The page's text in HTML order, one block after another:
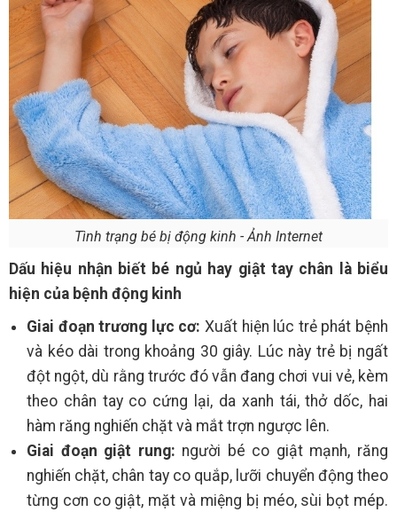
Tình trạng bé bị động kinh - Ảnh Internet
Dấu hiệu nhận biết bé ngủ hay giật tay chân là biểu
hiện của bệnh động kinh
Giai đoạn trương lực cơ: Xuất hiện lúc trẻ phát bệnh
và kéo dài trong khoảng 30 giây. Lúc này trẻ bị ngất
đột ngột, dù rằng trước đó vẫn đang chơi vui vẻ, kèm
theo chân tay co cứng lại, da xanh tái, thở dốc, hai
hàm răng nghiến chặt và mắt trợn ngược lên.
Giai đoạn giật rung: người bé co giật mạnh, răng
nghiến chặt, chân tay co quắp, lưỡi chuyển động theo
từng cơn co giật, mặt và miệng bị méo, sùi bọt mép.